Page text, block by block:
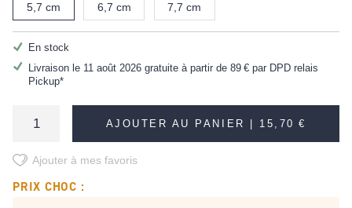
5,7 cm 6,7 cm 7,7 cm
En stock
Livraison le 11 août 2026 gratuite à partir de 89 €par DPD relais
Pickup*
AJOUTER AU PANIER | 15,70 €
Ajouter à mes favoris
PRIX CHOC :